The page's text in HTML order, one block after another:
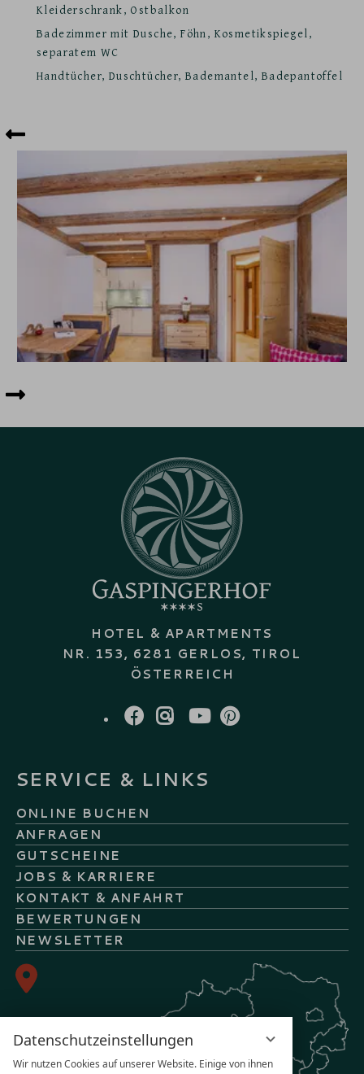
Datenschutzeinstellungen
Wir nutzen Cookies auf unserer Website. Einige von ihnen
Kleiderschrank, Ostbalkon
Badezimmer mit Dusche, Föhn, Kosmetikspiegel,
separatem WC
Handtücher, Duschtücher, Bademantel, Badepantoffel
HOTEL & APARTMENTS
NR. 153, 6281 GERLOS, TIROL
ÖSTERREICH
SERVICE & LINKS
ONLINE BUCHEN
ANFRAGEN
GUTSCHEINE
JOBS & KARRIERE
KONTAKT & ANFAHRT
BEWERTUNGEN
NEWSLETTER